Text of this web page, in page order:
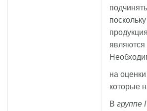
являются
на
которые
В группе